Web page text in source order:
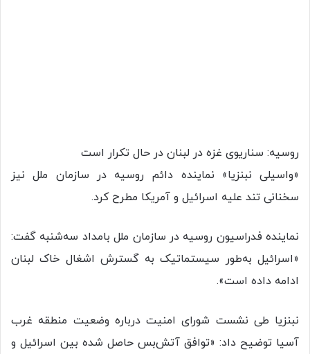
روسیه: سناریوی غزه در لبنان در حال تکرار است
«واسیلی نبنزیا» نماینده دائم روسیه در سازمان ملل نیز
سخنانی تند علیه اسرائیل و آمریکا مطرح کرد.
نماینده فدراسیون روسیه در سازمان ملل بامداد سه‌شنبه گفت:
«اسرائیل به‌طور سیستماتیک به گسترش اشغال خاک لبنان
ادامه داده است».
نبنزیا طی نشست شورای امنیت درباره وضعیت منطقه غرب
آسیا توضیح داد: «توافق آتش‌بس حاصل شده بین اسرائیل و